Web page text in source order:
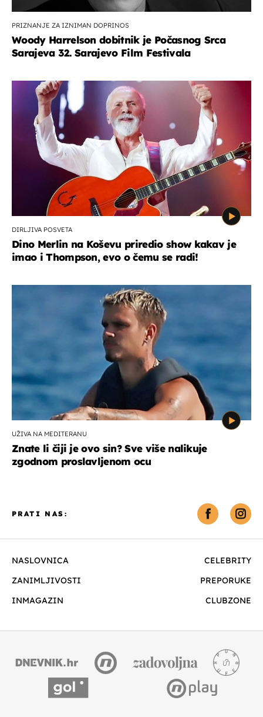
PRIZNANJE ZA IZNIMAN DOPRINOS
Woody Harrelson dobitnik je Počasnog Srca
Sarajeva 32. Sarajevo Film Festivala
DIRLJIVA POSVETA
Dino Merlin na Koševu priredio show kakav je
imao i Thompson, evo o čemu se radi!
UŽIVA NA MEDITERANU
Znate li čiji je ovo sin? Sve više nalikuje
zgodnom proslavljenom ocu
NASLOVNICA
CELEBRITY
ZANIMLJIVOSTI
PREPORUKE
INMAGAZIN
CLUBZONE
PRATI NAS: